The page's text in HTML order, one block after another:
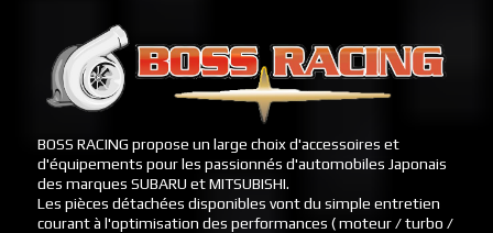
BOSS RACING propose un large choix d'accessoires et
d'équipements pour les passionnés d'automobiles Japonais
des marques SUBARU et MITSUBISHI.
Les pièces détachées disponibles vont du simple entretien
courant à l'optimisation des performances ( moteur / turbo /